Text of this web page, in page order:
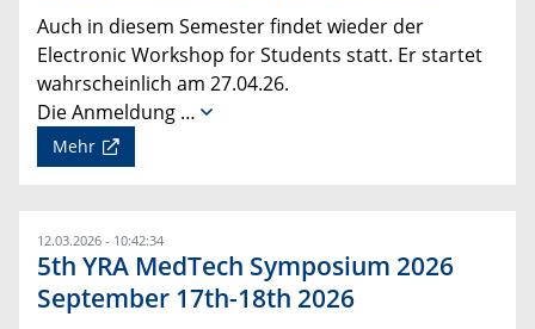
Auch in diesem Semester findet wieder der
Electronic Workshop for Students statt. Er startet
wahrscheinlich am 27.04.26.
Die Anmeldung …
Mehr
12.03.2026 - 10:42:34
5th YRA MedTech Symposium 2026
September 17th-18th 2026